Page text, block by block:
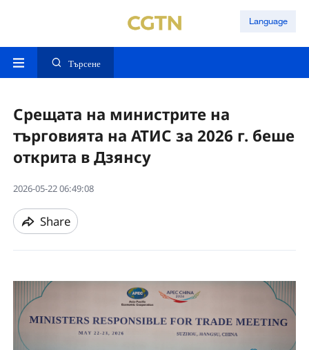
Language
Търсене
Срещата на министрите на
търговията на АТИС за 2026 г. беше
открита в Дзянсу
2026-05-22 06:49:08
Share